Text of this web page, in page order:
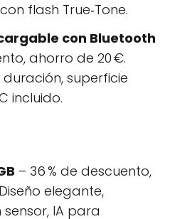
flash True‑Tone.
con Bluetooth
ahorro de 20 €.
superficie
incluido.
– 36 % de descuento,
elegante,
IA para